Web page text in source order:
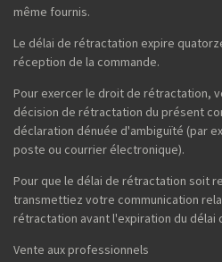
même fournis.
Le délai de rétractation expire
réception de la commande.
Pour exercer le droit de rétractation,
décision de rétractation du présent
déclaration dénuée d'ambiguïté (par
poste ou courrier électronique).
Pour que le délai de rétractation soit
transmettiez votre communication
rétractation avant l'expiration du délai
Vente aux professionnels